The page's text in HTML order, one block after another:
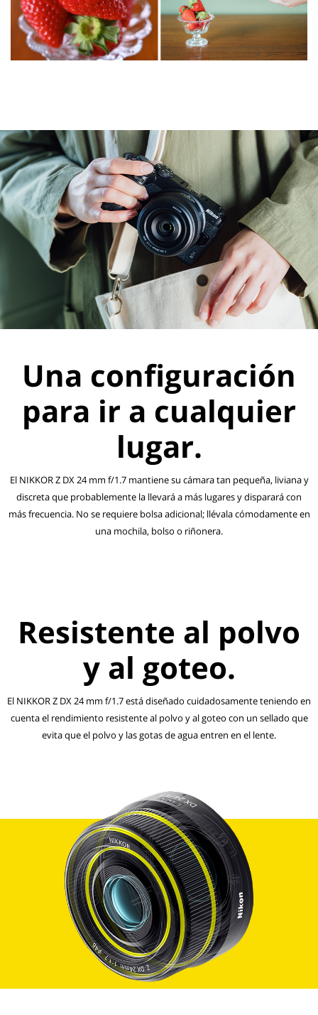
Una configuración
para ir a cualquier
lugar.
El NIKKOR Z DX 24 mm f/1.7 mantiene su cámara tan pequeña, liviana y
discreta que probablemente la llevará a más lugares y disparará con
más frecuencia. No se requiere bolsa adicional; llévala cómodamente en
una mochila, bolso o riñonera.
Resistente al polvo
y al goteo.
El NIKKOR Z DX 24 mm f/1.7 está diseñado cuidadosamente teniendo en
cuenta el rendimiento resistente al polvo y al goteo con un sellado que
evita que el polvo y las gotas de agua entren en el lente.